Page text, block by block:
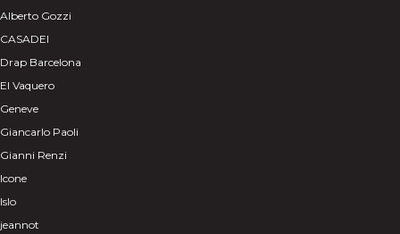
Alberto Gozzi
CASADEI
Drap Barcelona
El Vaquero
Geneve
Giancarlo Paoli
Gianni Renzi
Icone
Islo
jeannot